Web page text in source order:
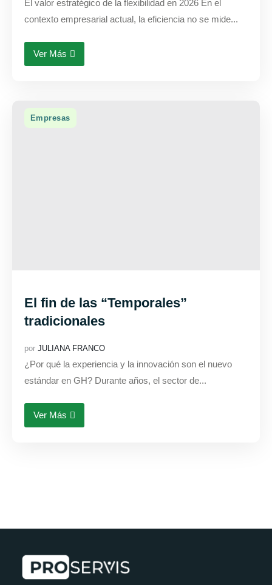
El valor estratégico de la flexibilidad en 2026 En el
contexto empresarial actual, la eficiencia no se mide...
Ver Más
Empresas
El fin de las “Temporales”
tradicionales
por JULIANA FRANCO
¿Por qué la experiencia y la innovación son el nuevo
estándar en GH? Durante años, el sector de...
Ver Más